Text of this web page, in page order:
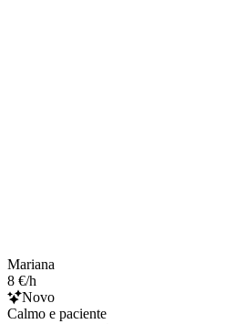
Mariana
8 €/h
Novo
Calmo e paciente